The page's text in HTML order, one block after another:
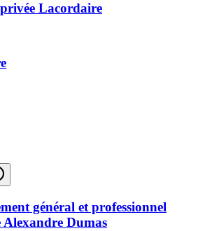
Lacordaire
général et professionnel
Alexandre Dumas